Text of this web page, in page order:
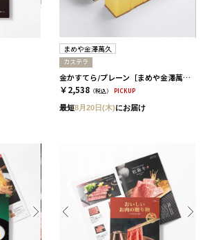
まめや金澤萬久
カステラ
金かすてら/プレーン［まめや金澤萬久］
￥2,538 （税込） PICKUP
最短8月20日(木)にお届け